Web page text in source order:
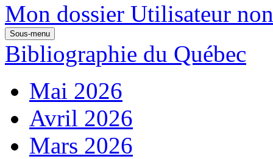
Mon dossier Utilisateur
Sous-menu
Bibliographie du Québec
Mai 2026
Avril 2026
Mars 2026